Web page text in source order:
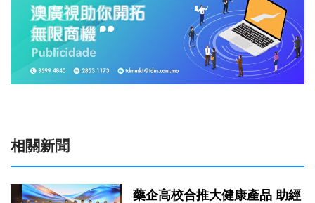
相關新聞
藥企高校合推大健康產品 助經